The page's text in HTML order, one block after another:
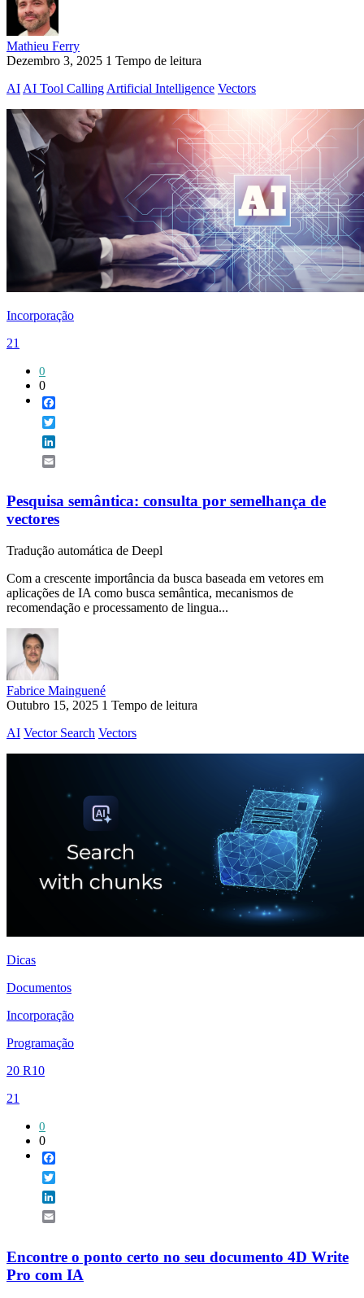
Mathieu Ferry
Dezembro 3, 2025 1 Tempo de leitura
AI AI Tool Calling Artificial Intelligence Vectors
Incorporação
21
0
0
Pesquisa semântica: consulta por semelhança de
vectores
Tradução automática de Deepl
Com a crescente importância da busca baseada em vetores em
aplicações de IA como busca semântica, mecanismos de
recomendação e processamento de lingua...
Fabrice Mainguené
Outubro 15, 2025 1 Tempo de leitura
AI Vector Search Vectors
Dicas
Documentos
Incorporação
Programação
20 R10
21
0
0
Encontre o ponto certo no seu documento 4D Write
Pro com IA